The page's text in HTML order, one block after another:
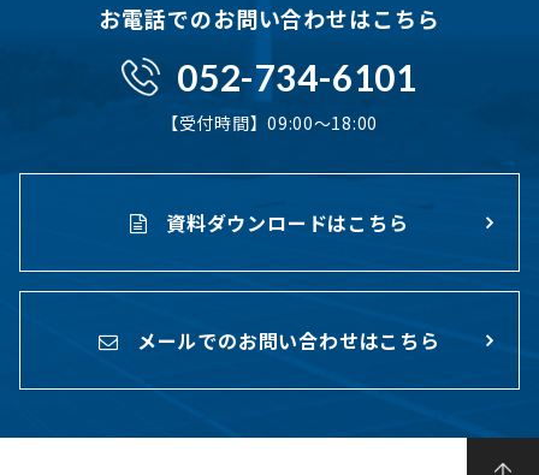
お電話でのお問い合わせはこちら
052-734-6101
【受付時間】09:00〜18:00
資料ダウンロードはこちら
メールでのお問い合わせはこちら